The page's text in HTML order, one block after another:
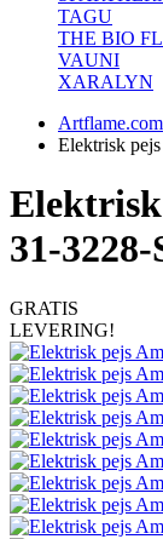
TAGU
THE BIO
VAUNI
XARALYN
Artflame.com
Elektrisk
31-
GRATIS
LEVERING!